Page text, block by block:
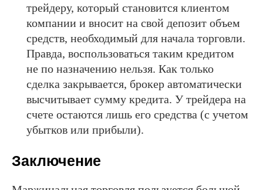
трейдеру, который становится клиентом
компании и вносит на свой депозит объем
средств, необходимый для начала торговли.
Правда, воспользоваться таким кредитом
не по назначению нельзя. Как только
сделка закрывается, брокер автоматически
высчитывает сумму кредита. У трейдера на
счете остаются лишь его средства (с учетом
убытков или прибыли).
Заключение